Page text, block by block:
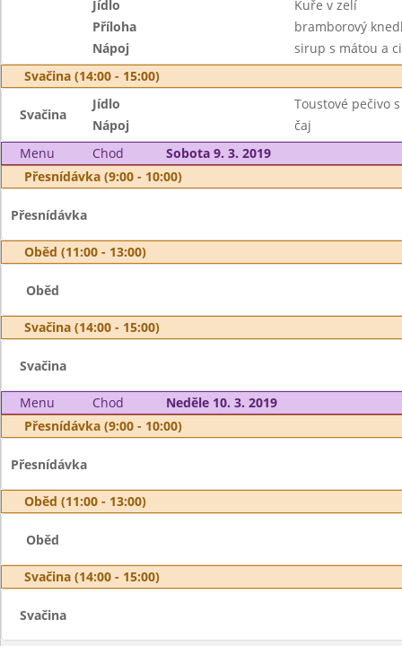
Jídlo
Kuře v zelí
Příloha
bramborový
Nápoj
sirup s mátou a
Svačina (14:00 - 15:00)
Svačina
Jídlo
Toustové pečivo
Nápoj
čaj
Menu
Chod
Sobota 9. 3. 2019
Přesnídávka (9:00 - 10:00)
Přesnídávka
Oběd (11:00 - 13:00)
Oběd
Svačina (14:00 - 15:00)
Svačina
Menu Chod
Neděle 10. 3. 2019
Přesnídávka (9:00 - 10:00)
Přesnídávka
Oběd (11:00 - 13:00)
Oběd
Svačina (14:00 - 15:00)
Svačina